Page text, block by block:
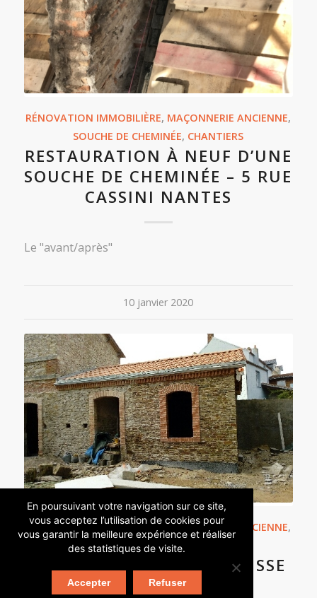
RÉNOVATION IMMOBILIÈRE, MAÇONNERIE ANCIENNE,
SOUCHE DE CHEMINÉE, CHANTIERS
RESTAURATION À NEUF D’UNE
SOUCHE DE CHEMINÉE – 5 RUE
CASSINI NANTES
Le "avant/après"
10 janvier 2020
RÉNOVATION IMMOBILIÈRE,MAÇONNERIE ANCIENNE,
CHANTIERS
RÉNOVATION D’UNE BÂTISSE
AU PELLERIN (44)
En poursuivant votre navigation sur ce site,
vous acceptez l’utilisation de cookies pour
vous garantir la meilleure expérience et réaliser
des statistiques de visite.
Accepter Refuser